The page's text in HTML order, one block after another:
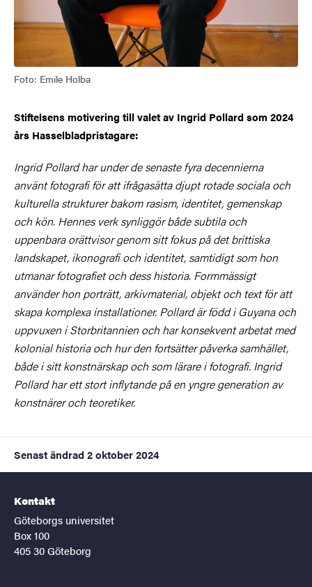
Foto: Emile Holba
Stiftelsens motivering till valet av Ingrid Pollard som 2024
års Hasselbladpristagare:
Ingrid Pollard har under de senaste fyra decennierna
använt fotografi för att ifrågasätta djupt rotade sociala och
kulturella strukturer bakom rasism, identitet, gemenskap
och kön. Hennes verk synliggör både subtila och
uppenbara orättvisor genom sitt fokus på det brittiska
landskapet, ikonografi och identitet, samtidigt som hon
utmanar fotografiet och dess historia. Formmässigt
använder hon porträtt, arkivmaterial, objekt och text för att
skapa komplexa installationer. Pollard är född i Guyana och
uppvuxen i Storbritannien och har konsekvent arbetat med
kolonial historia och hur den fortsätter påverka samhället,
både i sitt konstnärskap och som lärare i fotografi. Ingrid
Pollard har ett stort inflytande på en yngre generation av
konstnärer och teoretiker.
Senast ändrad 2 oktober 2024
Kontakt
Göteborgs universitet
Box 100
405 30 Göteborg